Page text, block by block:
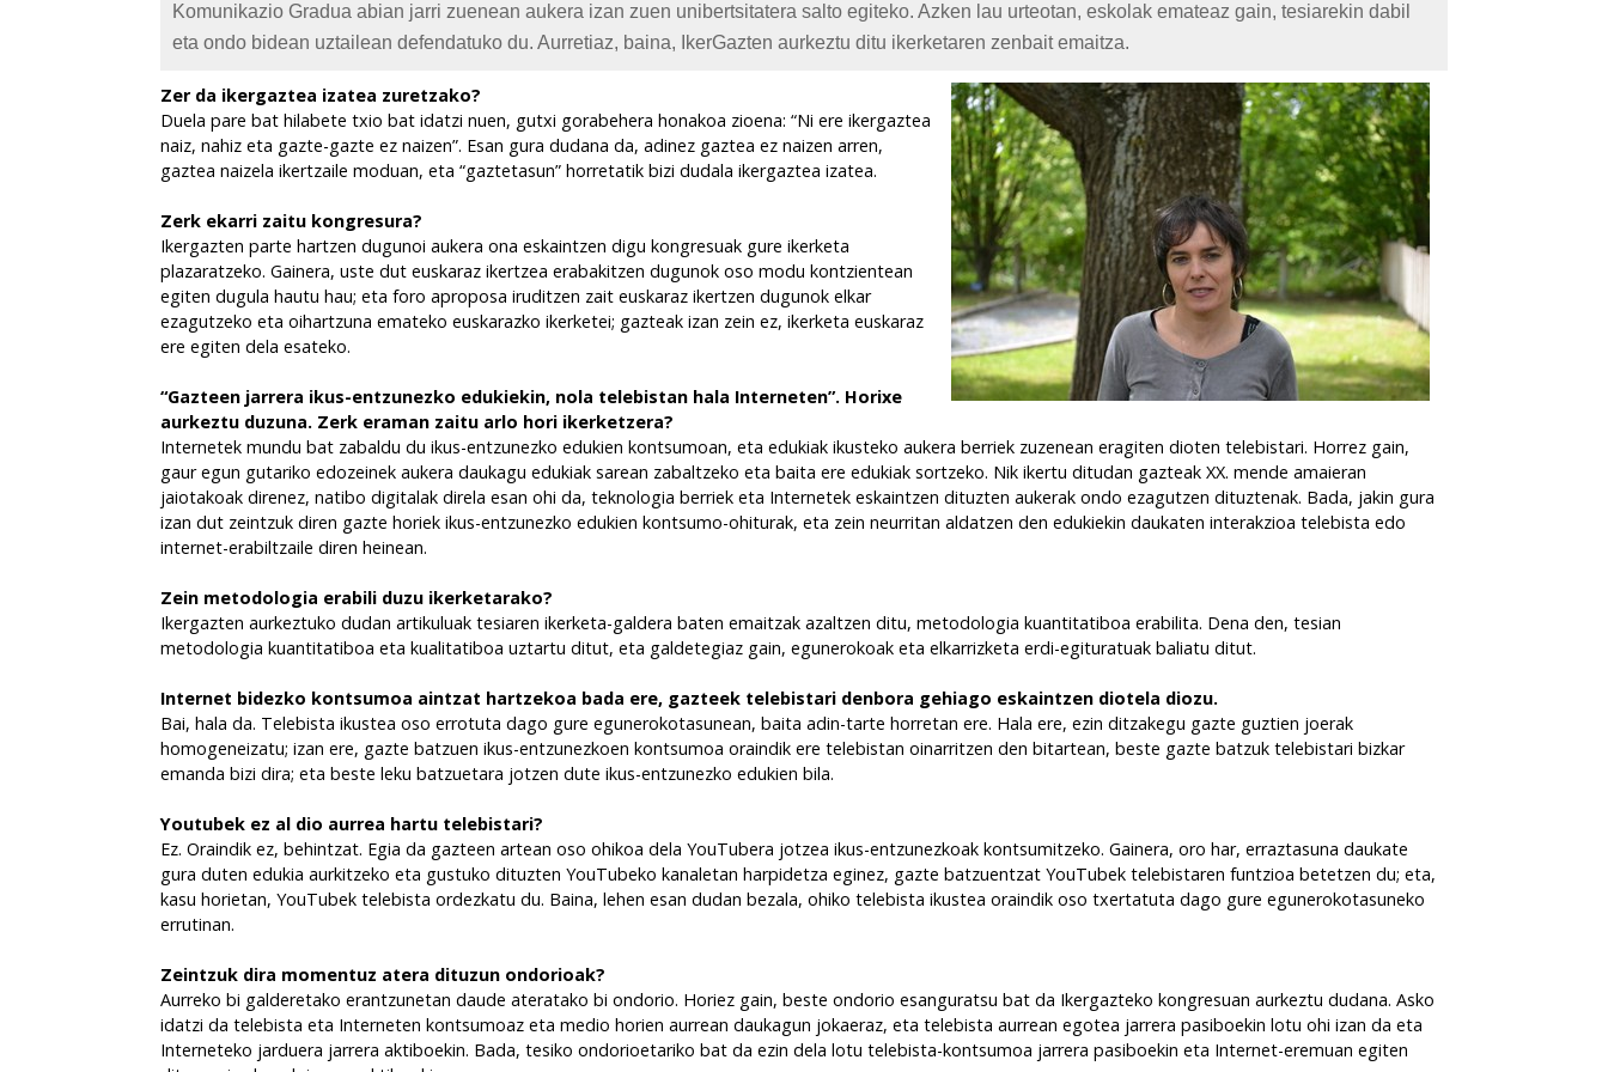
Komunikazio Gradua abian jarri zuenean aukera izan zuen unibertsitatera salto egiteko. Azken lau urteotan, eskolak emateaz gain, tesiarekin dabil
eta ondo bidean uztailean defendatuko du. Aurretiaz, baina, IkerGazten aurkeztu ditu ikerketaren zenbait emaitza.
Zer da ikergaztea izatea zuretzako?
Duela pare bat hilabete txio bat idatzi nuen, gutxi gorabehera honakoa zioena: “Ni ere ikergaztea
naiz, nahiz eta gazte-gazte ez naizen”. Esan gura dudana da, adinez gaztea ez naizen arren,
gaztea naizela ikertzaile moduan, eta “gaztetasun” horretatik bizi dudala ikergaztea izatea.
Zerk ekarri zaitu kongresura?
Ikergazten parte hartzen dugunoi aukera ona eskaintzen digu kongresuak gure ikerketa
plazaratzeko. Gainera, uste dut euskaraz ikertzea erabakitzen dugunok oso modu kontzientean
egiten dugula hautu hau; eta foro aproposa iruditzen zait euskaraz ikertzen dugunok elkar
ezagutzeko eta oihartzuna emateko euskarazko ikerketei; gazteak izan zein ez, ikerketa euskaraz
ere egiten dela esateko.
“Gazteen jarrera ikus-entzunezko edukiekin, nola telebistan hala Interneten”. Horixe
aurkeztu duzuna. Zerk eraman zaitu arlo hori ikerketzera?
Internetek mundu bat zabaldu du ikus-entzunezko edukien kontsumoan, eta edukiak ikusteko aukera berriek zuzenean eragiten dioten telebistari. Horrez gain,
gaur egun gutariko edozeinek aukera daukagu edukiak sarean zabaltzeko eta baita ere edukiak sortzeko. Nik ikertu ditudan gazteak XX. mende amaieran
jaiotakoak direnez, natibo digitalak direla esan ohi da, teknologia berriek eta Internetek eskaintzen dituzten aukerak ondo ezagutzen dituztenak. Bada, jakin gura
izan dut zeintzuk diren gazte horiek ikus-entzunezko edukien kontsumo-ohiturak, eta zein neurritan aldatzen den edukiekin daukaten interakzioa telebista edo
internet-erabiltzaile diren heinean.
Zein metodologia erabili duzu ikerketarako?
Ikergazten aurkeztuko dudan artikuluak tesiaren ikerketa-galdera baten emaitzak azaltzen ditu, metodologia kuantitatiboa erabilita. Dena den, tesian
metodologia kuantitatiboa eta kualitatiboa uztartu ditut, eta galdetegiaz gain, egunerokoak eta elkarrizketa erdi-egituratuak baliatu ditut.
Internet bidezko kontsumoa aintzat hartzekoa bada ere, gazteek telebistari denbora gehiago eskaintzen diotela diozu.
Bai, hala da. Telebista ikustea oso errotuta dago gure egunerokotasunean, baita adin-tarte horretan ere. Hala ere, ezin ditzakegu gazte guztien joerak
homogeneizatu; izan ere, gazte batzuen ikus-entzunezkoen kontsumoa oraindik ere telebistan oinarritzen den bitartean, beste gazte batzuk telebistari bizkar
emanda bizi dira; eta beste leku batzuetara jotzen dute ikus-entzunezko edukien bila.
Youtubek ez al dio aurrea hartu telebistari?
Ez. Oraindik ez, behintzat. Egia da gazteen artean oso ohikoa dela YouTubera jotzea ikus-entzunezkoak kontsumitzeko. Gainera, oro har, erraztasuna daukate
gura duten edukia aurkitzeko eta gustuko dituzten YouTubeko kanaletan harpidetza eginez, gazte batzuentzat YouTubek telebistaren funtzioa betetzen du; eta,
kasu horietan, YouTubek telebista ordezkatu du. Baina, lehen esan dudan bezala, ohiko telebista ikustea oraindik oso txertatuta dago gure egunerokotasuneko
errutinan.
Zeintzuk dira momentuz atera dituzun ondorioak?
Aurreko bi galderetako erantzunetan daude ateratako bi ondorio. Horiez gain, beste ondorio esanguratsu bat da Ikergazteko kongresuan aurkeztu dudana. Asko
idatzi da telebista eta Interneten kontsumoaz eta medio horien aurrean daukagun jokaeraz, eta telebista aurrean egotea jarrera pasiboekin lotu ohi izan da eta
Interneteko jarduera jarrera aktiboekin. Bada, tesiko ondorioetariko bat da ezin dela lotu telebista-kontsumoa jarrera pasiboekin eta Internet-eremuan egiten